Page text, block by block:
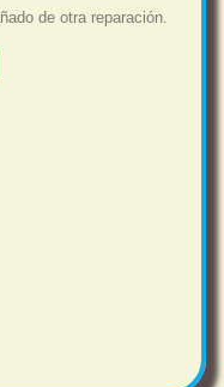
de otra reparación.